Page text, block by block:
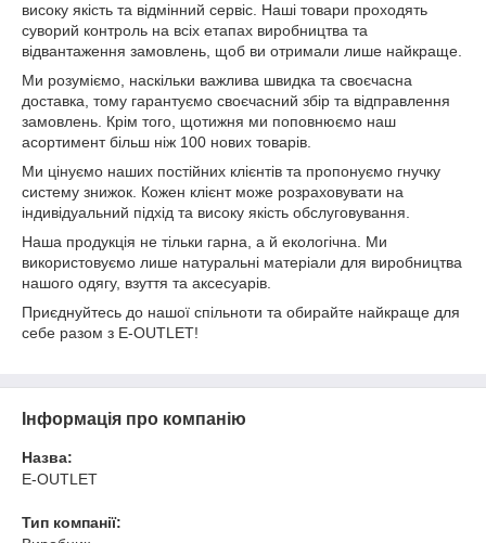
високу якість та відмінний сервіс. Наші товари проходять
суворий контроль на всіх етапах виробництва та
відвантаження замовлень, щоб ви отримали лише найкраще.
Ми розуміємо, наскільки важлива швидка та своєчасна
доставка, тому гарантуємо своєчасний збір та відправлення
замовлень. Крім того, щотижня ми поповнюємо наш
асортимент більш ніж 100 нових товарів.
Ми цінуємо наших постійних клієнтів та пропонуємо гнучку
систему знижок. Кожен клієнт може розраховувати на
індивідуальний підхід та високу якість обслуговування.
Наша продукція не тільки гарна, а й екологічна. Ми
використовуємо лише натуральні матеріали для виробництва
нашого одягу, взуття та аксесуарів.
Приєднуйтесь до нашої спільноти та обирайте найкраще для
себе разом з E-OUTLET!
Інформація про компанію
Назва:
E-OUTLET
Тип компанії: